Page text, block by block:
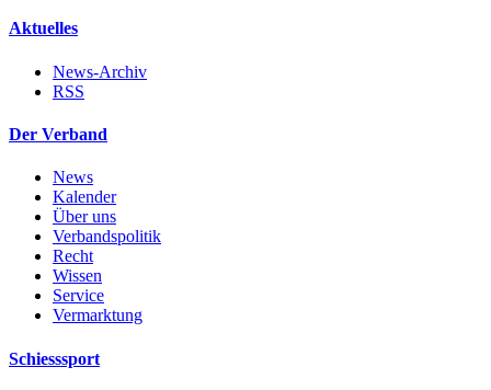
Aktuelles
News-Archiv
RSS
Der Verband
News
Kalender
Über uns
Verbandspolitik
Recht
Wissen
Service
Vermarktung
Schiesssport